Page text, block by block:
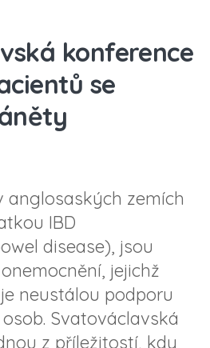
konference
se
anglosaských zemích
IBD
disease), jsou
jejichž
neustálou podporu
Svatováclavská
z příležitostí, kdy